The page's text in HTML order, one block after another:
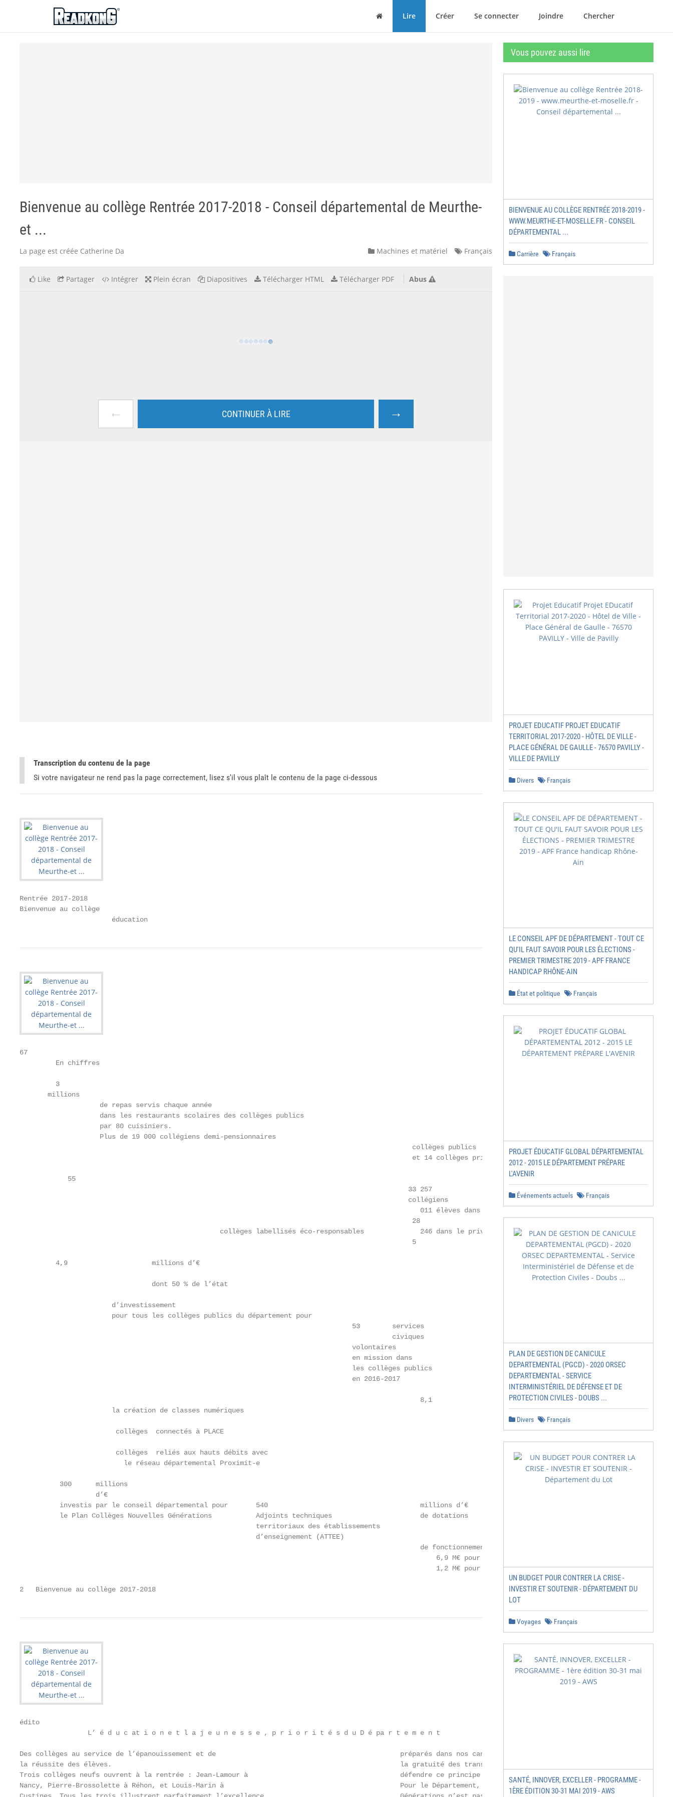
ReadkonG
MaisonLire Créer Se connecter Joindre Chercher
Bienvenue au collège Rentrée 2017-2018 - Conseil départemental de Meurthe-
et ...
La page est créée Catherine Da Machines et matériel Français
Like Partager Intégrer Plein écran Diapositives Télécharger HTML Télécharger PDF Abus
← CONTINUER À LIRE →
Transcription du contenu de la page
Si votre navigateur ne rend pas la page correctement, lisez s'il vous plaît le contenu de la page ci-dessous
Rentrée 2017-2018
Bienvenue au collège
                       éducation
67
         En chiffres
         3
       millions
                    de repas servis chaque année
                    dans les restaurants scolaires des collèges publics
                    par 80 cuisiniers.
                    Plus de 19 000 collégiens demi-pensionnaires
                                                                                                  collèges publics
                                                                                                  et 14 collèges privés
            55
                                                                                                 33 257
                                                                                                 collégiens
                                                                                                    011 élèves dans le public
                                                                                                  28
                                                  collèges labellisés éco-responsables              246 dans le privé
                                                                                                  5
         4,9                     millions d’€
                                 dont 50 % de l’état
                       d’investissement
                       pour tous les collèges publics du département pour
                                                                                   53        services
                                                                                             civiques
                                                                                   volontaires
                                                                                   en mission dans
                                                                                   les collèges publics
                                                                                   en 2016-2017
                                                                                                    8,1
                       la création de classes numériques
                        collèges  connectés à PLACE
                        collèges  reliés aux hauts débits avec
                          le réseau départemental Proximit-e
          300      millions
                   d’€
          investis par le conseil départemental pour       540                                      millions d’€
          le Plan Collèges Nouvelles Générations           Adjoints techniques                      de dotations
                                                           territoriaux des établissements
                                                           d’enseignement (ATTEE)
                                                                                                    de fonctionnement
                                                                                                        6,9 M€ pour le public
                                                                                                        1,2 M€ pour le privé
2   Bienvenue au collège 2017-2018
édito
                 L’ é d u c at i o n e t l a j e u n e s s e , p r i o r i t é s d u D é pa r t e m e n t
Des collèges au service de l’épanouissement et de                                              préparés dans nos cantines. L’accessibilité à l’école passe
la réussite des élèves.                                                                        la gratuité des transports. Nous souhaitons agir pour
Trois collèges neufs ouvrent à la rentrée : Jean-Lamour à                                      défendre ce principe à l’échelle de la Région Grand Est.
Nancy, Pierre-Brossolette à Réhon, et Louis-Marin à                                            Pour le Département, le Plan Collèges Nouvelles
Vous pouvez aussi lire
BIENVENUE AU COLLÈGE RENTRÉE 2018-2019 -
WWW.MEURTHE-ET-MOSELLE.FR - CONSEIL
DÉPARTEMENTAL ...
Carrière Français
PROJET EDUCATIF PROJET EDUCATIF
TERRITORIAL 2017-2020 - HÔTEL DE VILLE -
PLACE GÉNÉRAL DE GAULLE - 76570 PAVILLY -
VILLE DE PAVILLY
Divers Français
LE CONSEIL APF DE DÉPARTEMENT - TOUT CE
QU'IL FAUT SAVOIR POUR LES ÉLECTIONS -
PREMIER TRIMESTRE 2019 - APF FRANCE
HANDICAP RHÔNE-AIN
État et politique Français
PROJET ÉDUCATIF GLOBAL DÉPARTEMENTAL
2012 - 2015 LE DÉPARTEMENT PRÉPARE
L'AVENIR
Événements actuels Français
PLAN DE GESTION DE CANICULE
DEPARTEMENTAL (PGCD) - 2020 ORSEC
DEPARTEMENTAL - SERVICE
INTERMINISTÉRIEL DE DÉFENSE ET DE
PROTECTION CIVILES - DOUBS ...
Divers Français
UN BUDGET POUR CONTRER LA CRISE -
INVESTIR ET SOUTENIR - DÉPARTEMENT DU
LOT
Voyages Français
SANTÉ, INNOVER, EXCELLER - PROGRAMME -
1ÈRE ÉDITION 30-31 MAI 2019 - AWS